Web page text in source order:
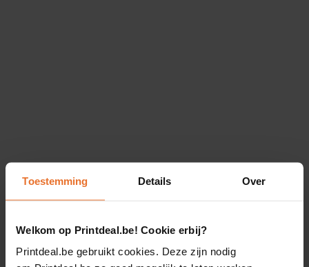
Toestemming Details Over
Welkom op Printdeal.be! Cookie erbij?
Printdeal.be gebruikt cookies. Deze zijn nodig